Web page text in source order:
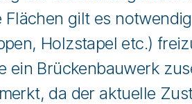
Flächen gilt es
Holzstapel etc.)
ein Brückenbauwerk
da der aktuelle